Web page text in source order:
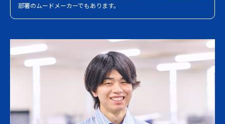
部署のムードメーカーでもあります。